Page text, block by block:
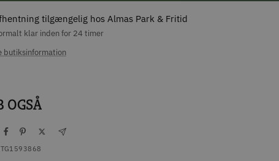
tilgængelig hos Almas Park & Fritid
klar inden for 24 timer
butiksinformation
OGSÅ